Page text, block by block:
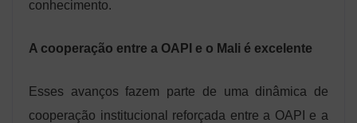
conhecimento.
A cooperação entre a OAPI e o Mali é excelente
Esses avanços fazem parte de uma dinâmica de
cooperação institucional reforçada entre a OAPI e a